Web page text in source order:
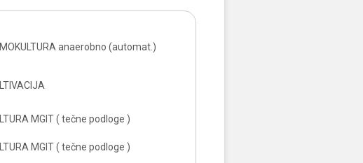
anaerobno (automat.)
MGIT ( tečne podloge )
MGIT ( tečne podloge )